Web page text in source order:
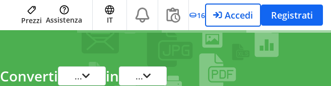
Prezzi Assistenza IT 16 Accedi Registrati
Converti ... in ...